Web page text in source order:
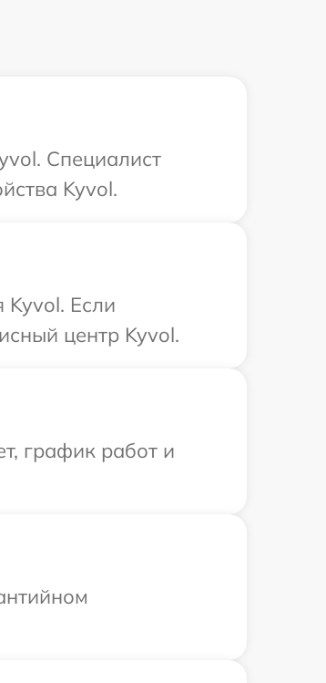
Специалист
Kyvol.
Если
центр Kyvol.
график работ и